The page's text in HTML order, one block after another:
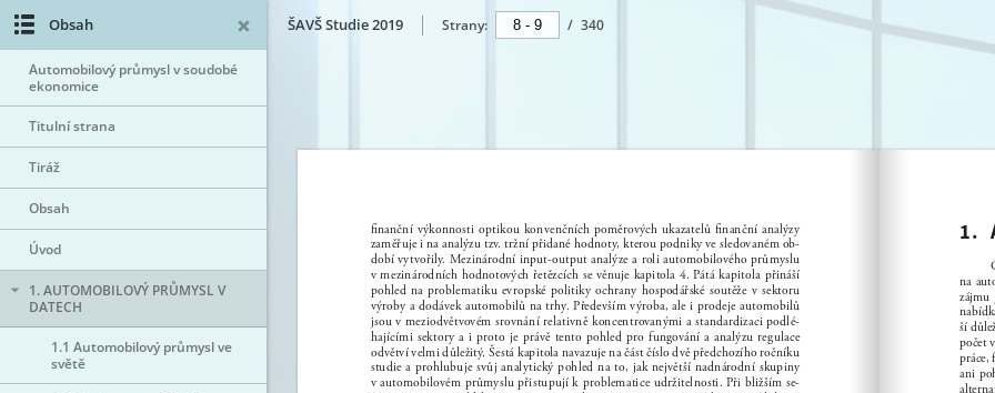
ŠAVŠ Studie 2019 Strany: / 340
Obsah
Automobilový průmysl v soudobé
ekonomice
Titulní strana
Tiráž
Obsah
Úvod
1. AUTOMOBILOVÝ PRŮMYSL V
DATECH
1.1 Automobilový průmysl ve
světě